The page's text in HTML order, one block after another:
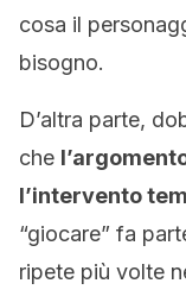
cosa il
bisogno.
D’altra parte,
che
l’intervento
“giocare” fa
ripete più volte